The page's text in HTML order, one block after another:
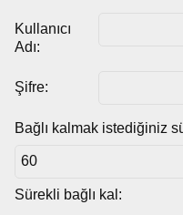
Kullanıcı
Adı:
Şifre:
Bağlı kalmak istediğiniz
Sürekli bağlı kal: